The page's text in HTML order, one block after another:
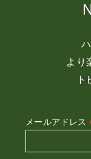
より
メールアドレス